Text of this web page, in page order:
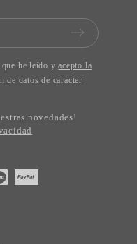
que he leído yacepto la
de datos de carácter
novedades!